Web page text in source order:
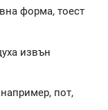
форма, тоест
извън
пот,